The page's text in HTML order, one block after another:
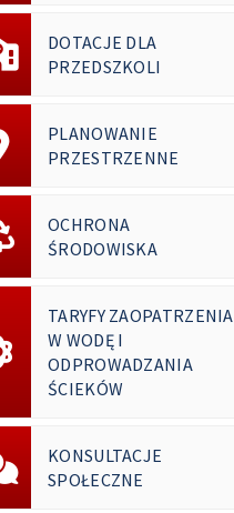
DOTACJE DLA
PRZEDSZKOLI
PLANOWANIE
PRZESTRZENNE
OCHRONA
ŚRODOWISKA
TARYFY ZAOPATRZENIA
W WODĘ I
ODPROWADZANIA
ŚCIEKÓW
KONSULTACJE
SPOŁECZNE